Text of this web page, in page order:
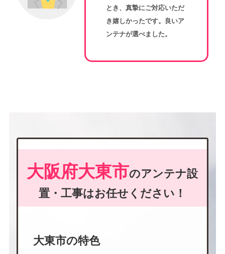
とき、真摯にご対応いただ
き嬉しかったです。良いア
ンテナが選べました。
大阪府大東市のアンテナ設
置・工事はお任せください！
大東市の特色